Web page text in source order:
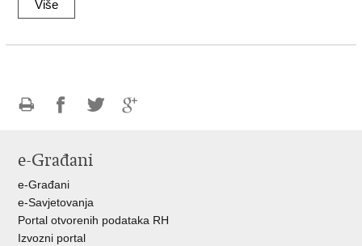
Više
FacebookuTwitteru
e-Građani
e-Građani
e-Savjetovanja
Portal otvorenih podataka RH
Izvozni portal